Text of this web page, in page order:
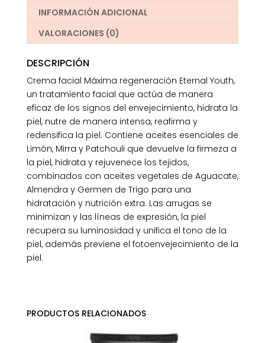
INFORMACIÓN ADICIONAL
VALORACIONES (0)
DESCRIPCIÓN
Crema facial Máxima regeneración Eternal Youth,
un tratamiento facial que actúa de manera
eficaz de los signos del envejecimiento, hidrata la
piel, nutre de manera intensa, reafirma y
redensifica la piel. Contiene aceites esenciales de
Limón, Mirra y Patchouli que devuelve la firmeza a
la piel, hidrata y rejuvenece los tejidos,
combinados con aceites vegetales de Aguacate,
Almendra y Germen de Trigo para una
hidratación y nutrición extra. Las arrugas se
minimizan y las líneas de expresión, la piel
recupera su luminosidad y unifica el tono de la
piel, además previene el fotoenvejecimiento de la
piel.
PRODUCTOS RELACIONADOS